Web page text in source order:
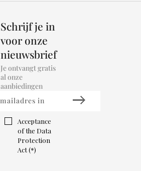
Schrijf je in
voor onze
nieuwsbrief
Je ontvangt gratis
al onze
aanbiedingen
Acceptance
of the Data
Protection
Act (*)